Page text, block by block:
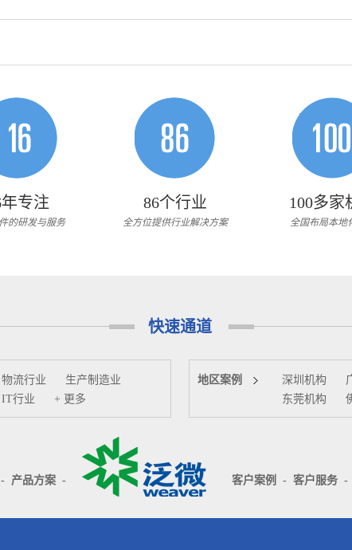
年专注
的研发与服务
86个行业
全方位提供行业解决方案
100多家
全国布局本地
快速通道
物流行业
生产制造业
IT行业 + 更多
地区案例 深圳机构
东莞机构
- 产品方案 - 客户案例 - 客户服务 -